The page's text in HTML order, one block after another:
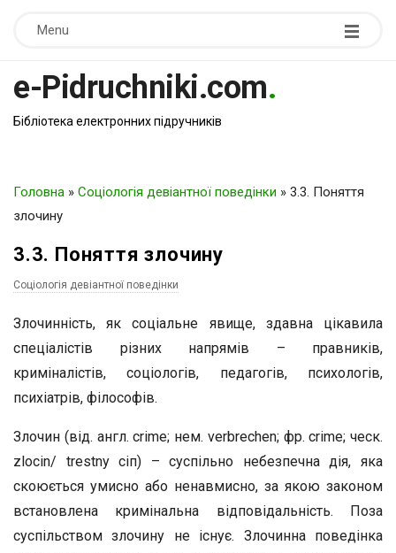
Menu
e-Pidruchniki.com.
Бібліотека електронних підручників
Головна » Соціологія девіантної поведінки » 3.3. Поняття
злочину
3.3. Поняття злочину
Соціологія девіантної поведінки
Злочинність, як соціальне явище, здавна цікавила
спеціалістів різних напрямів – правників,
криміналістів, соціологів, педагогів, психологів,
психіатрів, філософів.
Злочин (від. англ. crime; нем. verbrechen; фр. crime; ческ.
zlocin/ trestny сіп) – суспільно небезпечна дія, яка
скоюється умисно або ненавмисно, за якою законом
встановлена кримінальна відповідальність. Поза
суспільством злочину не існує. Злочинна поведінка